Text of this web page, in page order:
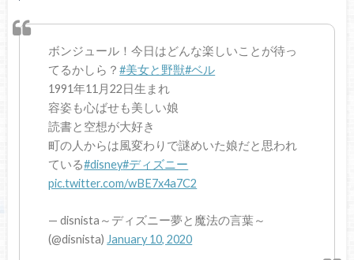
ボンジュール！今日はどんな楽しいことが待っ
てるかしら？#美女と野獣#ベル
1991年11月22日生まれ
容姿も心ばせも美しい娘
読書と空想が大好き
町の人からは風変わりで謎めいた娘だと思われ
ている#disney#ディズニー
pic.twitter.com/wBE7x4a7C2
— disnista～ディズニー夢と魔法の言葉～
(@disnista) January 10, 2020